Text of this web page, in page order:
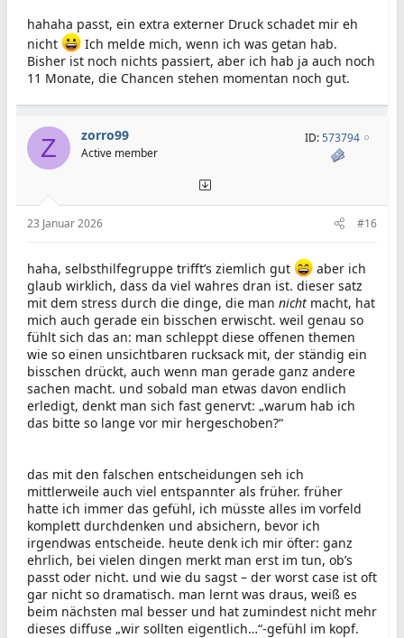
hahaha passt, ein extra externer Druck schadet mir eh
nicht
Ich melde mich, wenn ich was getan hab.
Bisher ist noch nichts passiert, aber ich hab ja auch noch
11 Monate, die Chancen stehen momentan noch gut.
Z zorro99
Active member
ID:573794
23 Januar 2026 #16
haha, selbsthilfegruppe trifft’s ziemlich gut
aber ich
glaub wirklich, dass da viel wahres dran ist. dieser satz
mit dem stress durch die dinge, die man nicht macht, hat
mich auch gerade ein bisschen erwischt. weil genau so
fühlt sich das an: man schleppt diese offenen themen
wie so einen unsichtbaren rucksack mit, der ständig ein
bisschen drückt, auch wenn man gerade ganz andere
sachen macht. und sobald man etwas davon endlich
erledigt, denkt man sich fast genervt: „warum hab ich
das bitte so lange vor mir hergeschoben?“
das mit den falschen entscheidungen seh ich
mittlerweile auch viel entspannter als früher. früher
hatte ich immer das gefühl, ich müsste alles im vorfeld
komplett durchdenken und absichern, bevor ich
irgendwas entscheide. heute denk ich mir öfter: ganz
ehrlich, bei vielen dingen merkt man erst im tun, ob’s
passt oder nicht. und wie du sagst – der worst case ist oft
gar nicht so dramatisch. man lernt was draus, weiß es
beim nächsten mal besser und hat zumindest nicht mehr
dieses diffuse „wir sollten eigentlich…“-gefühl im kopf.